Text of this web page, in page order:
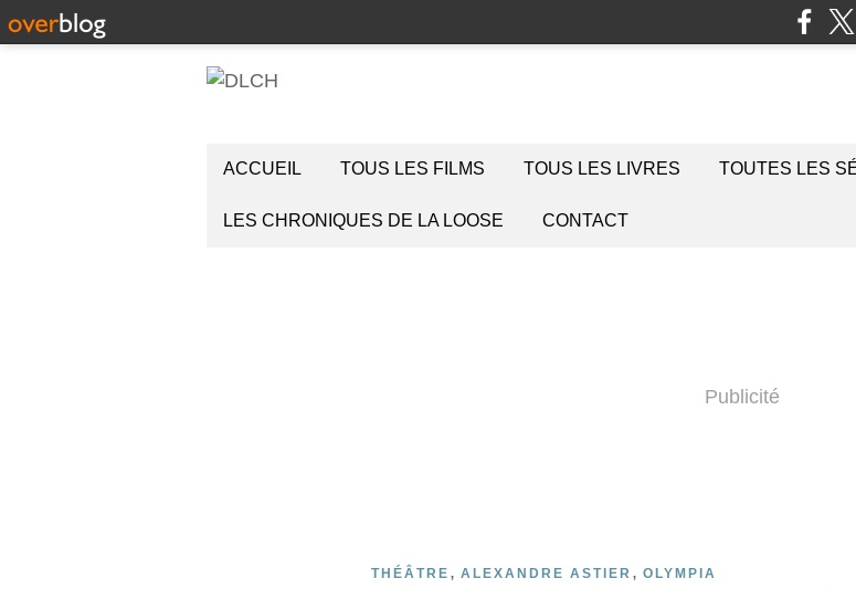
ACCUEIL TOUS LES FILMS TOUS LES LIVRES TOUTES LES
LES CHRONIQUES DE LA LOOSE CONTACT
Publicité
THÉÂTRE , ALEXANDRE ASTIER , OLYMPIA